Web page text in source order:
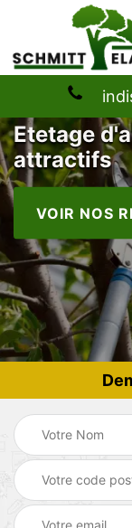
Etetage
attractifs
VOIR NOS